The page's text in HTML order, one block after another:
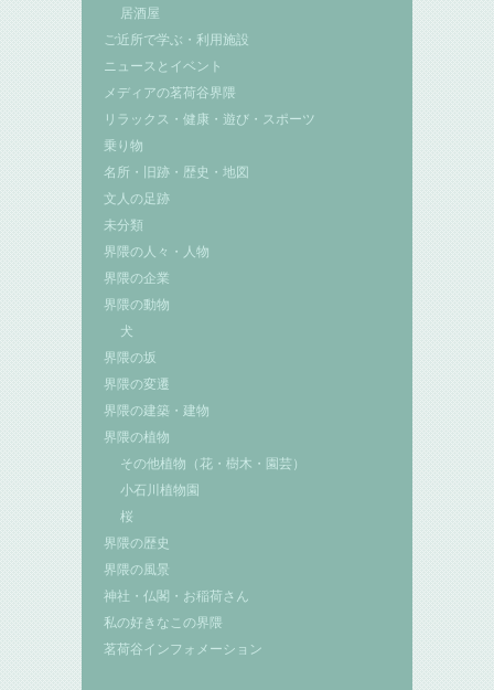
居酒屋
ご近所で学ぶ・利用施設
ニュースとイベント
メディアの茗荷谷界隈
リラックス・健康・遊び・スポーツ
乗り物
名所・旧跡・歴史・地図
文人の足跡
未分類
界隈の人々・人物
界隈の企業
界隈の動物
犬
界隈の坂
界隈の変遷
界隈の建築・建物
界隈の植物
その他植物（花・樹木・園芸）
小石川植物園
桜
界隈の歴史
界隈の風景
神社・仏閣・お稲荷さん
私の好きなこの界隈
茗荷谷インフォメーション